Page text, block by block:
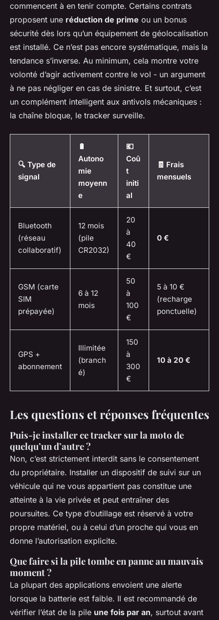
commencent à en tenir compte. Certains contrats
proposent une réduction de prime ou un bonus
sécurité dès lors qu’un équipement de géolocalisation
est installé. Ce n’est pas encore systématique, mais la
tendance s’inverse. Au minimum, cela montre votre
volonté d’agir activement contre le vol - un argument
à ne pas négliger en cas de sinistre. Et surtout, c’est
un complément intelligent aux antivols mécaniques :
la chaîne bloque, le tracker surveille.
🔍 Type de
signal
🔋
Autono
mie
moyenn
e
💶
Coû
t
initi
al
🧾 Frais
mensuels
Bluetooth
(réseau
collaboratif)
12 mois
(pile
CR2032)
20
à
40
€
0 €
GSM (carte
SIM
prépayée)
6 à 12
mois
50
à
100
€
5 à 10 €
(recharge
ponctuelle)
GPS +
abonnement
Illimitée
(branch
é)
150
à
300
€
10 à 20 €
Les questions et réponses fréquentes
Puis-je installer ce tracker sur la moto de
quelqu’un d’autre ?
Non, c’est strictement interdit sans le consentement
du propriétaire. Installer un dispositif de suivi sur un
véhicule qui ne vous appartient pas constitue une
atteinte à la vie privée et peut entraîner des
poursuites. Ce type d’outillage est réservé à votre
propre matériel, ou à celui d’un proche qui vous en
donne l’autorisation explicite.
Que faire si la pile tombe en panne au mauvais
moment ?
La plupart des applications envoient une alerte
lorsque la batterie est faible. Il est recommandé de
vérifier l’état de la pile une fois par an, surtout avant